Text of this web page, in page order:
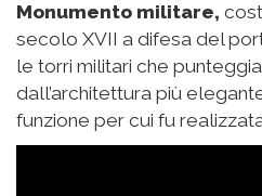
Monumento militare,
secolo XVII a difesa del
le torri militari che
dall’architettura più
funzione per cui fu